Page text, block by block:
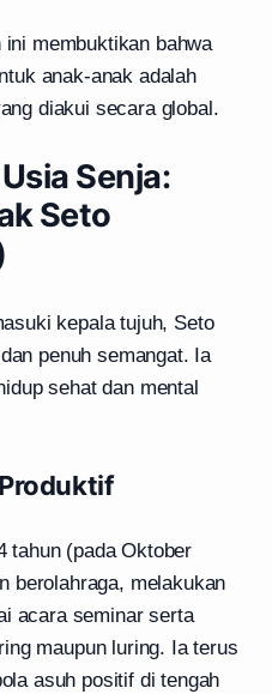
ini membuktikan bahwa
anak-anak adalah
diakui secara global.
Senja:
Seto
kepala tujuh, Seto
penuh semangat. Ia
sehat dan mental
tahun (pada Oktober
berolahraga, melakukan
acara seminar serta
maupun luring. Ia terus
asuh positif di tengah